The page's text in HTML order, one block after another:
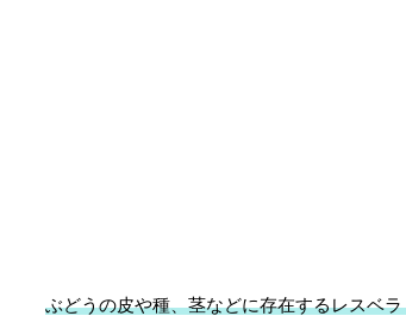
ぶどうの皮や種、茎などに存在するレスベ